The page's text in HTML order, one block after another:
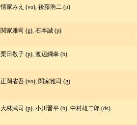
情家みえ (vo), 後藤浩二 (p)
関家雅司 (g), 石本誠 (p)
栗田敬子 (p), 渡辺綱幸 (b)
正岡省吾 (vo), 関家雅司 (g)
大林武司 (p), 小川晋平 (b), 中村雄二郎 (ds)